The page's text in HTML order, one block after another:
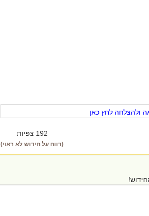
ולהצלחה לחץ כאן
192 צפיות
(דווח על חידוש לא ראוי)